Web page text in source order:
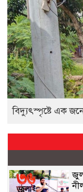
বিদ্যুৎস্পৃষ্টে এক